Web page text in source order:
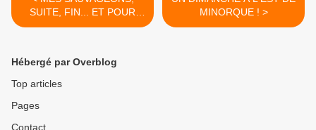
SUITE, FIN... ET POUR
TOUJOURS !
MINORQUE ! >
Hébergé par Overblog
Top articles
Pages
Contact